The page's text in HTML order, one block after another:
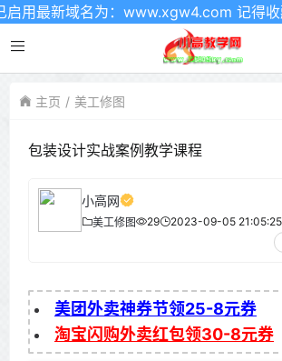
最新域名为：www.xgw4.com 记得收藏
主页 美工修图
包装设计实战案例教学课程
小高网
美工修图 29 2023-09-05 21:05:25
美团外卖神券节领25-8元券
淘宝闪购外卖红包领30-8元券